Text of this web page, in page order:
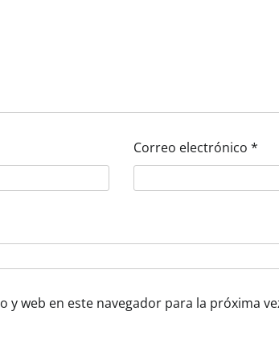
Correo electrónico *
web en este navegador para la próxima